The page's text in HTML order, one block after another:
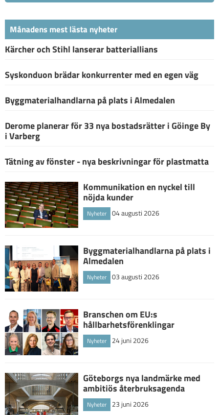
Månadens mest lästa nyheter
Kärcher och Stihl lanserar batteriallians
Syskonduon brädar konkurrenter med en egen väg
Byggmaterialhandlarna på plats i Almedalen
Derome planerar för 33 nya bostadsrätter i Göinge By
i Varberg
Tätning av fönster - nya beskrivningar för plastmatta
Kommunikation en nyckel till
nöjda kunder
Nyheter 04 augusti 2026
Byggmaterialhandlarna på plats i
Almedalen
Nyheter 03 augusti 2026
Branschen om EU:s
hållbarhetsförenklingar
Nyheter 24 juni 2026
Göteborgs nya landmärke med
ambitiös återbruksagenda
Nyheter 23 juni 2026